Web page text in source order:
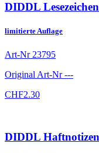
DIDDL
limitierte Auflage
Art-Nr 23795
Original Art-Nr---
CHF2.30
DIDDL